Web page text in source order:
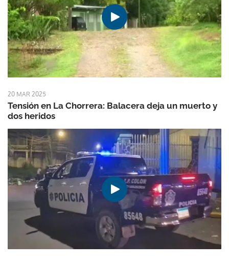
20 MAR 2025
Tensión en La Chorrera: Balacera deja un muerto y
dos heridos